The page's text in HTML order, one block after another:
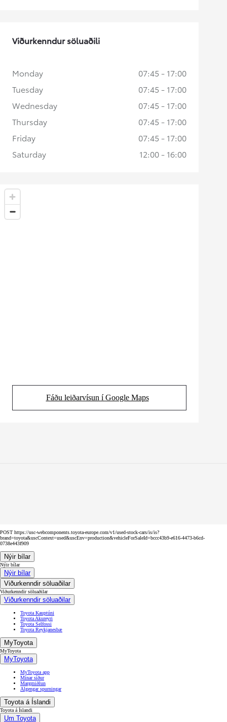
Fáðu leiðarvísun í Google Maps
(Opens in new tab)
Viðurkenndur söluaðili
Monday
07:45 - 17:00
Tuesday
07:45 - 17:00
Wednesday
07:45 - 17:00
Thursday
07:45 - 17:00
Friday
07:45 - 17:00
Saturday
12:00 - 16:00
POST https://usc-webcomponents.toyota-europe.com/v1/used-stock-cars/is/is?
brand=toyota&uscContext=used&uscEnv=production&vehicleForSaleId=bccc43b9-e616-4473-b6cd-
0738e443f909
Nýir bílar
Nýir bílar
Nýir bílar
Viðurkenndir söluaðilar
Viðurkenndir söluaðilar
Viðurkenndir söluaðilar
Toyota Kauptúni
Toyota Akureyri
Toyota Selfossi
Toyota Reykjanesbæ
MyToyota
MyToyota
MyToyota
MyToyota app
Mínar síður
Margmiðlun
Algengar spurningar
Toyota á Íslandi
Toyota á Íslandi
Um Toyota